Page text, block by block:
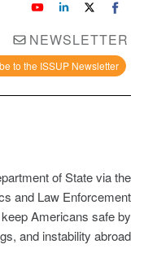
NEWSLETTER
to the ISSUP Newsletter
of State via the
and Law Enforcement
Americans safe by
and instability abroad.